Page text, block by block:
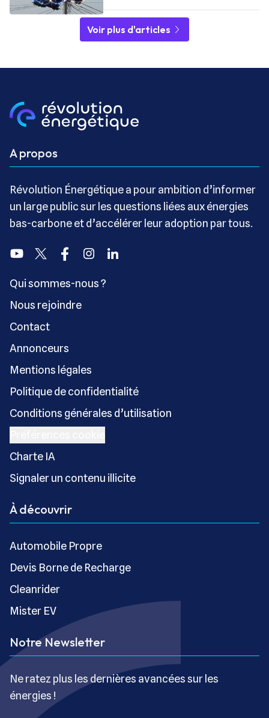
Voir plus d'articles
A propos
Révolution Énergétique a pour ambition d’informer
un large public sur les questions liées aux énergies
bas-carbone et d’accélérer leur adoption par tous.
YoutubeTwitter FacebookInstagramLinkedin
Qui sommes-nous ?
Nous rejoindre
Contact
Annonceurs
Mentions légales
Politique de confidentialité
Conditions générales d’utilisation
Charte IA
Signaler un contenu illicite
À découvrir
Automobile Propre
Devis Borne de Recharge
Cleanrider
Mister EV
Notre Newsletter
Ne ratez plus les dernières avancées sur les
énergies !